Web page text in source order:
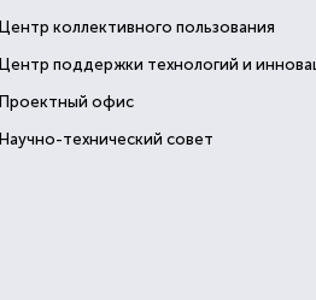
Центр коллективного пользования
Центр поддержки технологий и
Проектный офис
Научно-технический совет